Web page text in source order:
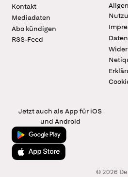
Kontakt
Mediadaten
Abo kündigen
RSS-Feed
Jetzt auch als App für iOS
und Android
Jetzt bei Google Play
Laden im App Store
© 2026